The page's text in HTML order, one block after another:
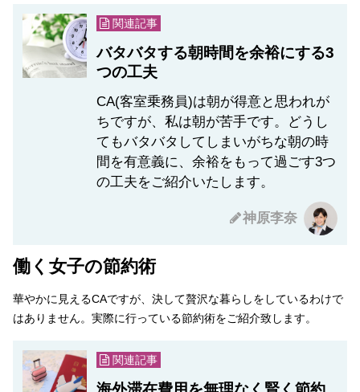
関連記事
バタバタする朝時間を余裕にする3
つの工夫
CA(客室乗務員)は朝が得意と思われが
ちですが、私は朝が苦手です。どうし
てもバタバタしてしまいがちな朝の時
間を有意義に、余裕をもって過ごす3つ
の工夫をご紹介いたします。
神原李奈
働く女子の節約術
華やかに見えるCAですが、決して贅沢な暮らしをしているわけで
はありません。実際に行っている節約術をご紹介致します。
関連記事